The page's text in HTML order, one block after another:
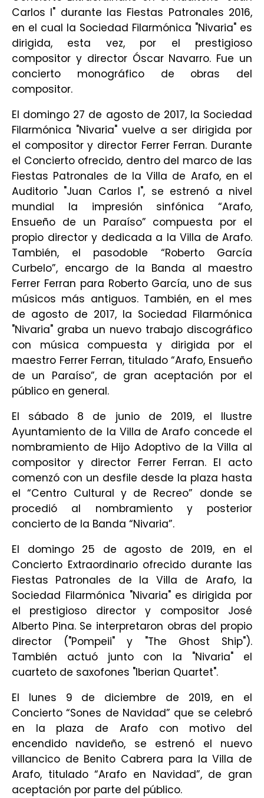
Carlos I" durante las Fiestas Patronales 2016,
en el cual la Sociedad Filarmónica "Nivaria" es
dirigida, esta vez, por el prestigioso
compositor y director Óscar Navarro. Fue un
concierto monográfico de obras del
compositor.
El domingo 27 de agosto de 2017, la Sociedad
Filarmónica "Nivaria" vuelve a ser dirigida por
el compositor y director Ferrer Ferran. Durante
el Concierto ofrecido, dentro del marco de las
Fiestas Patronales de la Villa de Arafo, en el
Auditorio "Juan Carlos I", se estrenó a nivel
mundial la impresión sinfónica “Arafo,
Ensueño de un Paraíso” compuesta por el
propio director y dedicada a la Villa de Arafo.
También, el pasodoble “Roberto García
Curbelo”, encargo de la Banda al maestro
Ferrer Ferran para Roberto García, uno de sus
músicos más antiguos. También, en el mes
de agosto de 2017, la Sociedad Filarmónica
"Nivaria" graba un nuevo trabajo discográfico
con música compuesta y dirigida por el
maestro Ferrer Ferran, titulado “Arafo, Ensueño
de un Paraíso”, de gran aceptación por el
público en general.
El sábado 8 de junio de 2019, el Ilustre
Ayuntamiento de la Villa de Arafo concede el
nombramiento de Hijo Adoptivo de la Villa al
compositor y director Ferrer Ferran. El acto
comenzó con un desfile desde la plaza hasta
el “Centro Cultural y de Recreo” donde se
procedió al nombramiento y posterior
concierto de la Banda “Nivaria”.
El domingo 25 de agosto de 2019, en el
Concierto Extraordinario ofrecido durante las
Fiestas Patronales de la Villa de Arafo, la
Sociedad Filarmónica "Nivaria" es dirigida por
el prestigioso director y compositor José
Alberto Pina. Se interpretaron obras del propio
director ("Pompeii" y "The Ghost Ship").
También actuó junto con la "Nivaria" el
cuarteto de saxofones "Iberian Quartet".
El lunes 9 de diciembre de 2019, en el
Concierto “Sones de Navidad” que se celebró
en la plaza de Arafo con motivo del
encendido navideño, se estrenó el nuevo
villancico de Benito Cabrera para la Villa de
Arafo, titulado “Arafo en Navidad”, de gran
aceptación por parte del público.